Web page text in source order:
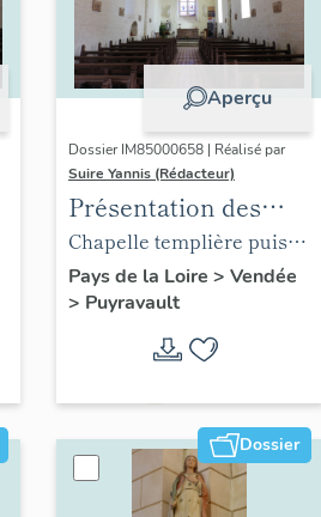
Aperçu
Dossier IM85000658 | Réalisé par
Suire Yannis (Rédacteur)
Présentation des
objets mobiliers de
l'église de Puyravault
Chapelle templière puis
église paroissiale Notre-
Dame de Puyravault
Pays de la Loire > Vendée
> Puyravault
Dossier